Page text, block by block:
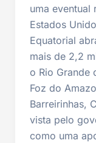
uma eventual
Estados
Equatorial
mais de 2,2
o Rio Grande
Foz do
Barreirinhas,
vista pelo
como uma